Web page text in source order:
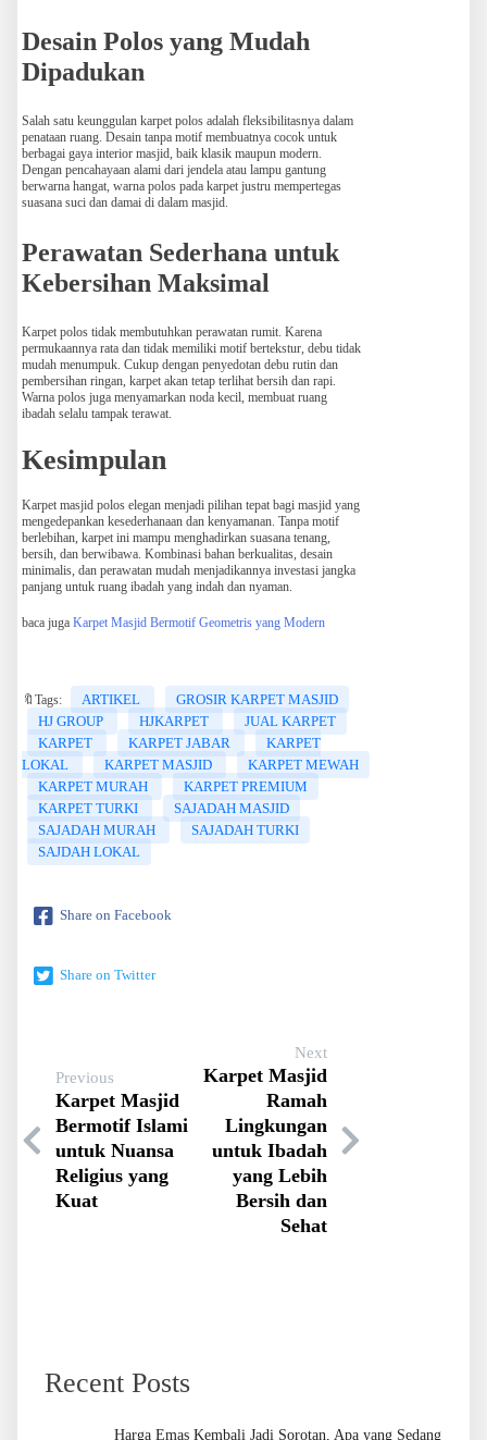
Desain Polos yang Mudah
Dipadukan
Salah satu keunggulan karpet polos adalah fleksibilitasnya dalam
penataan ruang. Desain tanpa motif membuatnya cocok untuk
berbagai gaya interior masjid, baik klasik maupun modern.
Dengan pencahayaan alami dari jendela atau lampu gantung
berwarna hangat, warna polos pada karpet justru mempertegas
suasana suci dan damai di dalam masjid.
Perawatan Sederhana untuk
Kebersihan Maksimal
Karpet polos tidak membutuhkan perawatan rumit. Karena
permukaannya rata dan tidak memiliki motif bertekstur, debu tidak
mudah menumpuk. Cukup dengan penyedotan debu rutin dan
pembersihan ringan, karpet akan tetap terlihat bersih dan rapi.
Warna polos juga menyamarkan noda kecil, membuat ruang
ibadah selalu tampak terawat.
Kesimpulan
Karpet masjid polos elegan menjadi pilihan tepat bagi masjid yang
mengedepankan kesederhanaan dan kenyamanan. Tanpa motif
berlebihan, karpet ini mampu menghadirkan suasana tenang,
bersih, dan berwibawa. Kombinasi bahan berkualitas, desain
minimalis, dan perawatan mudah menjadikannya investasi jangka
panjang untuk ruang ibadah yang indah dan nyaman.
baca juga Karpet Masjid Bermotif Geometris yang Modern
🔖Tags: ARTIKEL
GROSIR KARPET MASJID
HJ GROUP
HJKARPET
JUAL KARPET
KARPET
KARPET JABAR
KARPET
LOKAL
KARPET MASJID
KARPET MEWAH
KARPET MURAH
KARPET PREMIUM
KARPET TURKI
SAJADAH MASJID
SAJADAH MURAH
SAJADAH TURKI
SAJDAH LOKAL
Share on Facebook
Share on Twitter
Previous
Karpet Masjid
Bermotif Islami
untuk Nuansa
Religius yang
Kuat
Next
Karpet Masjid
Ramah
Lingkungan
untuk Ibadah
yang Lebih
Bersih dan
Sehat
Recent Posts
Harga Emas Kembali Jadi Sorotan, Apa yang Sedang